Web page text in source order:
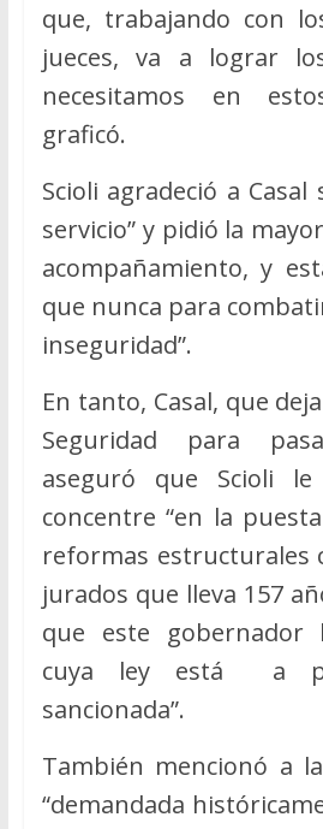
que, trabajando con
jueces, va a lograr
necesitamos en
graficó.
Scioli agradeció a Casal
servicio” y pidió la
acompañamiento, y
que nunca para
inseguridad”.
En tanto, Casal, que
Seguridad para
aseguró que Scioli
concentre “en la
reformas estructurales
jurados que lleva 157
que este
cuya ley está a
sancionada”.
También mencionó a
“demandada